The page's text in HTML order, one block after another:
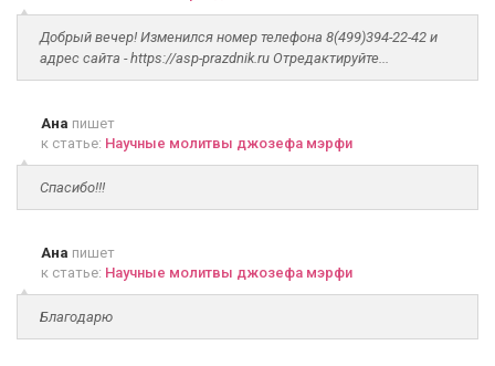
Добрый вечер! Изменился номер телефона 8(499)394-22-42 и
адрес сайта - https://asp-prazdnik.ru Отредактируйте...
Ана пишет
к статье: Научные молитвы джозефа мэрфи
Спасибо!!!
Ана пишет
к статье: Научные молитвы джозефа мэрфи
Благодарю